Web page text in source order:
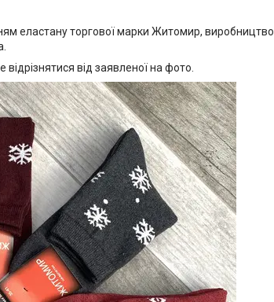
еластану торгової марки Житомир, виробництво
відрізнятися від заявленої на фото.